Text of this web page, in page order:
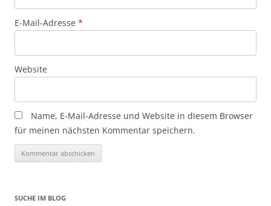
E-Mail-Adresse *
Website
Name, E-Mail-Adresse und Website in diesem Browser
für meinen nächsten Kommentar speichern.
SUCHE IM BLOG